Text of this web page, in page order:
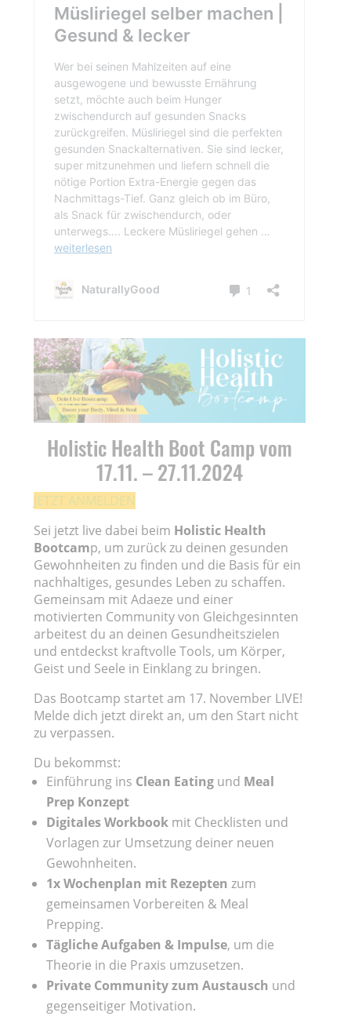
Holistic Health Boot Camp vom
17.11. – 27.11.2024
JETZT ANMELDEN
Sei jetzt live dabei beim Holistic Health
Bootcamp, um zurück zu deinen gesunden
Gewohnheiten zu finden und die Basis für ein
nachhaltiges, gesundes Leben zu schaffen.
Gemeinsam mit Adaeze und einer
motivierten Community von Gleichgesinnten
arbeitest du an deinen Gesundheitszielen
und entdeckst kraftvolle Tools, um Körper,
Geist und Seele in Einklang zu bringen.
Das Bootcamp startet am 17. November LIVE!
Melde dich jetzt direkt an, um den Start nicht
zu verpassen.
Du bekommst:
Einführung ins Clean Eating und Meal
Prep Konzept
Digitales Workbook mit Checklisten und
Vorlagen zur Umsetzung deiner neuen
Gewohnheiten.
1x Wochenplan mit Rezepten zum
gemeinsamen Vorbereiten & Meal
Prepping.
Tägliche Aufgaben & Impulse, um die
Theorie in die Praxis umzusetzen.
Private Community zum Austausch und
gegenseitiger Motivation.